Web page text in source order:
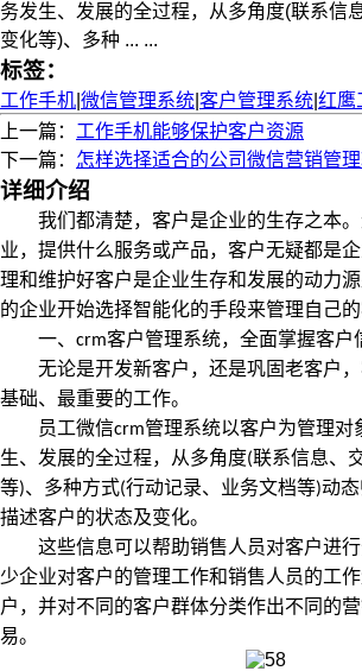
务发生、发展的全过程，从多角度(联系信
变化等)、多种 ... ...
标签：
工作手机 微信管理系统 客户管理系统 红鹰
上一篇： 工作手机能够保护客户资源
下一篇： 怎样选择适合的公司微信营销管
详细介绍
我们都清楚，客户是企业的生存之本。
业，提供什么服务或产品，客户无疑都是
理和维护好客户是企业生存和发展的动力
的企业开始选择智能化的手段来管理自己的
一、 crm客户管理系统，全面掌握客户
无论是开发新客户，还是巩固老客户，
基础、最重要的工作。
员工微信crm管理系统以客户为管理对
生、发展的全过程，从多角度(联系信息、
等)、多种方式(行动记录、业务文档等)动
描述客户的状态及变化。
这些信息可以帮助销售人员对客户进行
少企业对客户的管理工作和销售人员的工
户，并对不同的客户群体分类作出不同的
易。